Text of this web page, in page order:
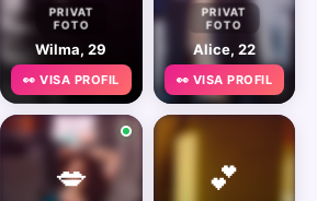
PRIVAT
FOTO
Wilma, 29
👀 VISA PROFIL
PRIVAT
FOTO
Alice, 22
👀 VISA PROFIL
💋 💕